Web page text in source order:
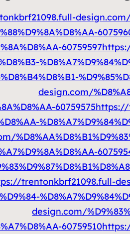
design.com/
60759597
design.com/
60759575https://
trentonkbrf21098.full-
design.com/
60759510